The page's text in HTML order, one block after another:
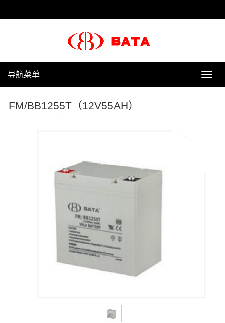
导
导航菜单
FM/BB1255T（12V55AH）